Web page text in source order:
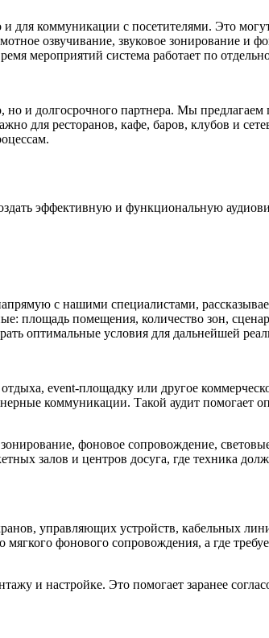
и для коммуникации с посетителями. Это
озвучивание, звуковое зонирование и
мероприятий система работает по
и долгосрочного партнера. Мы предлагаем
для ресторанов, кафе, баров, клубов и
эффективную и функциональную
с нашими специалистами,
: площадь помещения, количество зон,
оптимальные условия для дальнейшей
отдыха, event-площадку или другое
коммуникации. Такой аудит помогает
фоновое сопровождение,
залов и центров досуга, где техника
управляющих устройств, кабельных
мягкого фонового сопровождения, а где
и настройке. Это помогает заранее